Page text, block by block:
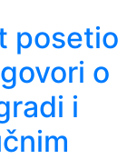
posetio
o
i